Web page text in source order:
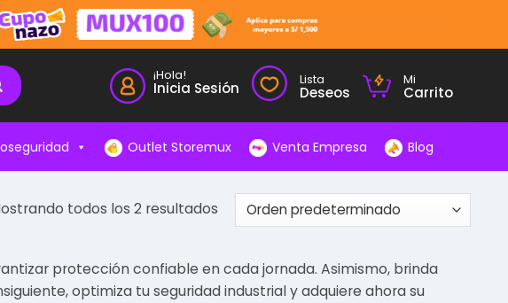
¡Hola!
Inicia Sesión Lista
Deseos
Mi
Carrito
Outlet Storemux Venta Empresa Blog
todos los 2 resultados
protección confiable en cada jornada. Asimismo, brinda
optimiza tu seguridad industrial y adquiere ahora su